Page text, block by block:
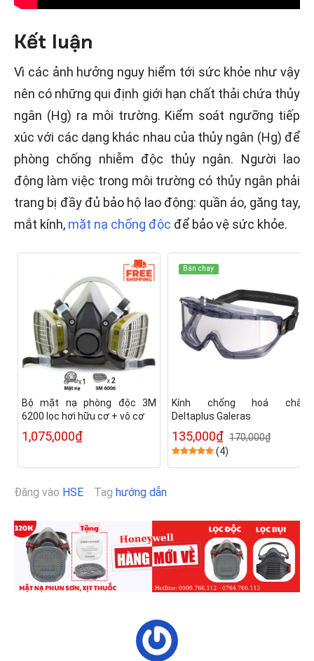
Kết luận
Vì các ảnh hưởng nguy hiểm tới sức khỏe như vậy
nên có những qui định giới hạn chất thải chứa thủy
ngân (Hg) ra môi trường. Kiểm soát ngưỡng tiếp
xúc với các dạng khác nhau của thủy ngân (Hg) để
phòng chống nhiễm độc thủy ngân. Người lao
động làm việc trong môi trường có thủy ngân phải
trang bị đầy đủ bảo hộ lao động: quần áo, găng tay,
mắt kính, mặt nạ chống độc để bảo vệ sức khỏe.
Bộ mặt nạ phòng độc 3M
6200 lọc hơi hữu cơ + vô cơ
1,075,000₫
Bán chạy
Kính chống hoá chất
Deltaplus Galeras
135,000₫ 170,000₫
(4)
Đăng vào HSE Tag hướng dẫn